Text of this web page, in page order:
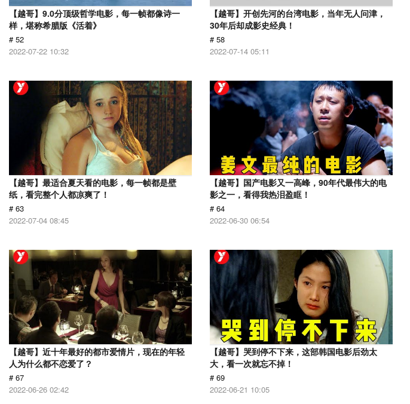
【越哥】9.0分顶级哲学电影，每一帧都像诗一
样，堪称希腊版《活着》
# 52
2022-07-22 10:32
【越哥】开创先河的台湾电影，当年无人问津，
30年后却成影史经典！
# 58
2022-07-14 05:11
【越哥】最适合夏天看的电影，每一帧都是壁
纸，看完整个人都凉爽了！
# 63
2022-07-04 08:45
【越哥】国产电影又一高峰，90年代最伟大的电
影之一，看得我热泪盈眶！
# 64
2022-06-30 06:54
【越哥】近十年最好的都市爱情片，现在的年轻
人为什么都不恋爱了？
# 67
2022-06-26 02:42
【越哥】哭到停不下来，这部韩国电影后劲太
大，看一次就忘不掉！
# 69
2022-06-21 10:05